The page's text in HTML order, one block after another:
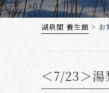
湖泉閣 養生館 > お
＜7/23＞